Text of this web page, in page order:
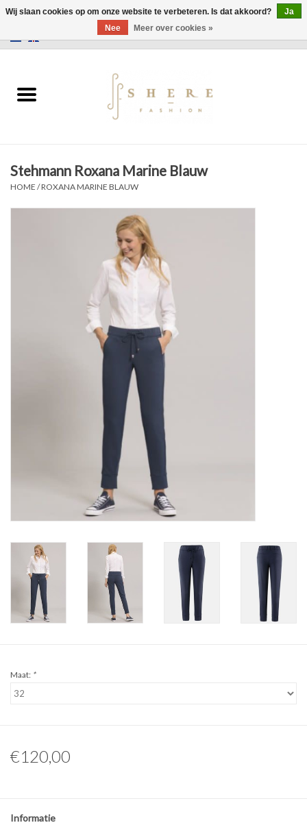
Jurken
Rokken
Stehmann Roxana Marine Blauw
HOME /ROXANA MARINE BLAUW
Maat: *
€120,00
Informatie
Wij slaan cookies op om onze website te verbeteren. Is dat akkoord?
Ja
Nee
Meer over cookies »